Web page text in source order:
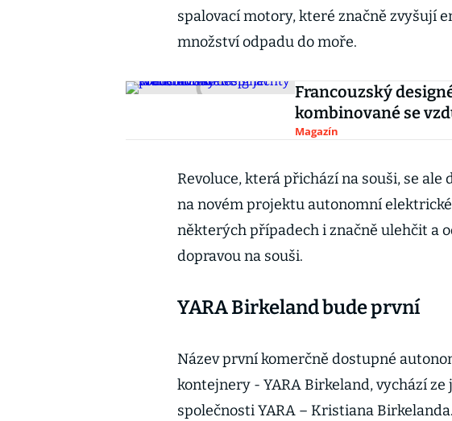
spalovací motory, které značně zvyšují
množství odpadu do moře.
Francouzský
kombinované se
Magazín
Revoluce, která přichází na souši, se ale
na novém projektu autonomní
některých případech i značně ulehčit a
dopravou na souši.
YARA Birkeland bude první
Název první komerčně dostupné
kontejnery - YARA Birkeland, vychází
společnosti YARA – Kristiana Birkelanda.